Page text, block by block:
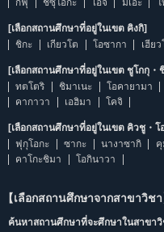
กิฟุ
ชิซุโอกะ ไอจิ มิเอะ โ
[เลือกสถานศึกษาที่อยู่ในเขต คิงกิ]
ชิกะ
เกียวโต โอซากา เฮียว
[เลือกสถานศึกษาที่อยู่ในเขต ชูโกกุ・
ทตโตริ
ชิมาเนะ โอคายามา
คากาวา
เอฮิมา โคจิ
[เลือกสถานศึกษาที่อยู่ในเขต คิวชู・โ
ฟุกุโอกะ
ซากะ นางาซากิ คุ
คาโกะชิมา
โอกินาวา
【เลือกสถานศึกษาจากสาขาวิชา
ค้นหาสถานศึกษาที่จะศึกษาในสาขา